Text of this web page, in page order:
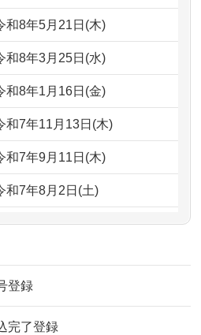
丘店を見守ってくれてあり
お人形たちの供養をしてい
してきた雛人形です、供養
スのまま引き取ってくださ
養していただけると思った
ですが、きちんと供養して
ったお人形以外はどうして
スは外しても良いですか？
和8年5月21日(木)
和8年3月25日(水)
和8年1月16日(金)
和7年11月13日(木)
和7年9月11日(木)
和7年8月2日(土)
和7年6月20日(金)
和7年2月28日(金)
和7年1月17日(金)
登録
完了登録